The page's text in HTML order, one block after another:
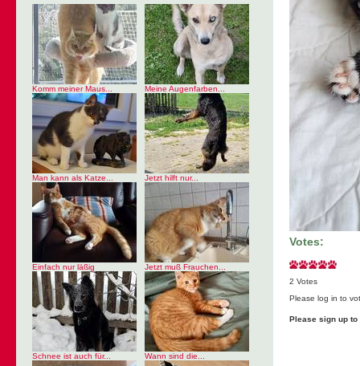
Komm meiner Maus... Meine Augenfarben...
Man kann als Katze... Jetzt hilft nur...
Einfach nur läßig Jetzt muß Frauchen...
Schnee ist auch für... Wann sind die...
Votes:
2 Votes
Please log in to
Please sign up to